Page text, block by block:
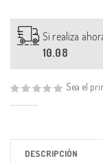
Si realiza
10.08
Sea el
DESCRIPCIÓN